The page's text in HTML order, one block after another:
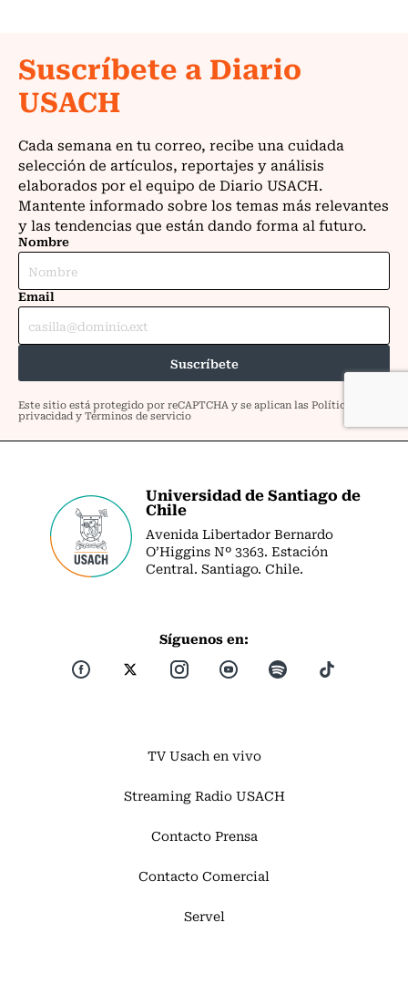
Universidad de Santiago de
Chile
Avenida Libertador Bernardo
O’Higgins Nº 3363. Estación
Central. Santiago. Chile.
Síguenos en:
TV Usach en vivo
Streaming Radio USACH
Contacto Prensa
Contacto Comercial
Servel